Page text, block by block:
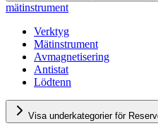
mätinstrument
Verktyg
Mätinstrument
Avmagnetisering
Antistat
Lödtenn
Visa underkategorier för